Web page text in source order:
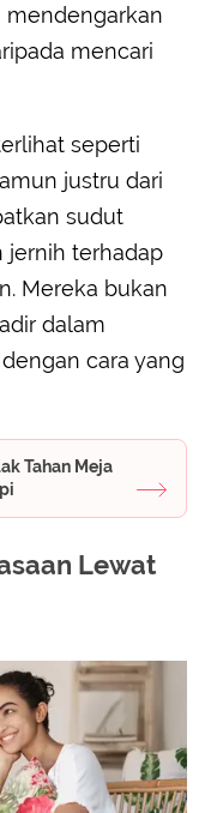
mendengarkan
mencari
seperti
justru dari
sudut
jernih terhadap
Mereka bukan
dalam
cara yang
Tahan Meja
Lewat